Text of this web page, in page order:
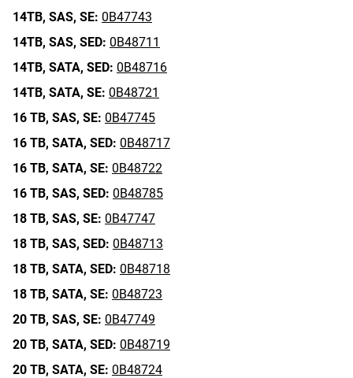
14TB, SAS, SE: 0B47743
14TB, SAS, SED: 0B48711
14TB, SATA, SED: 0B48716
14TB, SATA, SE: 0B48721
16 TB, SAS, SE: 0B47745
16 TB, SATA, SED: 0B48717
16 TB, SATA, SE: 0B48722
16 TB, SAS, SED: 0B48785
18 TB, SAS, SE: 0B47747
18 TB, SAS, SED: 0B48713
18 TB, SATA, SED: 0B48718
18 TB, SATA, SE: 0B48723
20 TB, SAS, SE: 0B47749
20 TB, SATA, SED: 0B48719
20 TB, SATA, SE: 0B48724